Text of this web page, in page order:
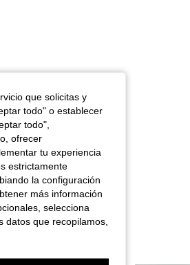
que solicitas y
todo" o establecer
todo",
ofrecer
tu experiencia
estrictamente
la configuración
más información
selecciona
datos que recopilamos,